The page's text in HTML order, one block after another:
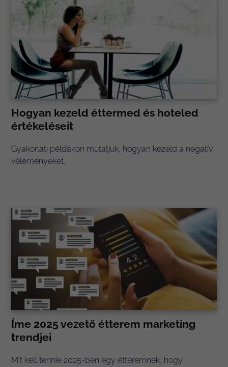
Hogyan kezeld éttermed és hoteled
értékeléseit
Gyakorlati példákon mutatjuk, hogyan kezeld a negatív
véleményeket.
Íme 2025 vezető étterem marketing
trendjei
Mit kell tennie 2025-ben egy étteremnek, hogy